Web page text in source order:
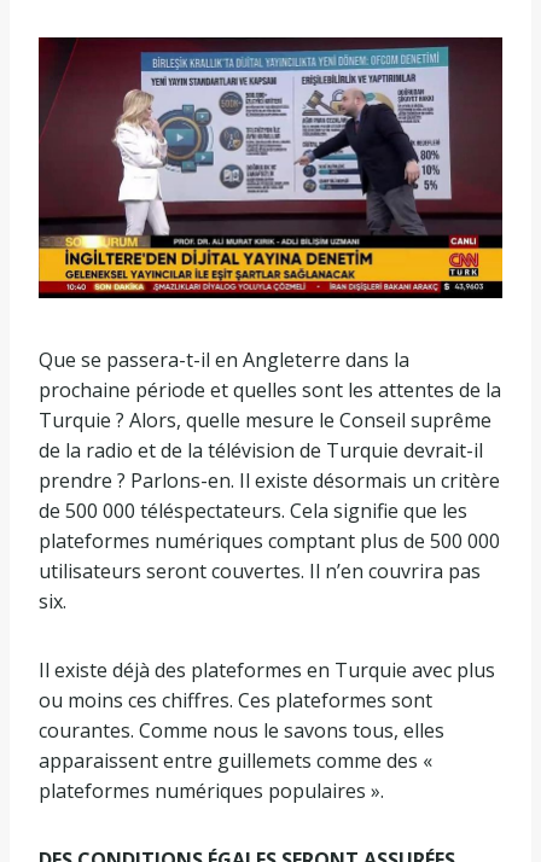
Que se passera-t-il en Angleterre dans la
prochaine période et quelles sont les attentes de la
Turquie ? Alors, quelle mesure le Conseil suprême
de la radio et de la télévision de Turquie devrait-il
prendre ? Parlons-en. Il existe désormais un critère
de 500 000 téléspectateurs. Cela signifie que les
plateformes numériques comptant plus de 500 000
utilisateurs seront couvertes. Il n’en couvrira pas
six.
Il existe déjà des plateformes en Turquie avec plus
ou moins ces chiffres. Ces plateformes sont
courantes. Comme nous le savons tous, elles
apparaissent entre guillemets comme des «
plateformes numériques populaires ».